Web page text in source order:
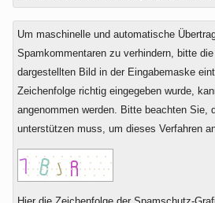
Um maschinelle und automatische
Spamkommentaren zu verhindern, bitte
dargestellten Bild in der Eingabemaske
Zeichenfolge richtig eingegeben wurde,
angenommen werden. Bitte beachten Sie,
unterstützen muss, um dieses Verfahren